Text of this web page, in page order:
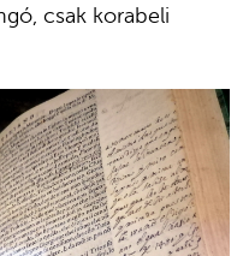
csak korabeli